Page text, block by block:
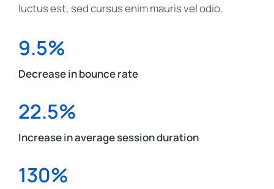
luctus est, sed cursus enim mauris vel odio.
9.5%
Decrease in bounce rate
22.5%
Increase in average session duration
130%